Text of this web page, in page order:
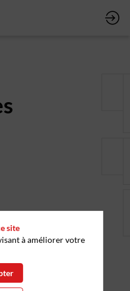
site
à améliorer votre